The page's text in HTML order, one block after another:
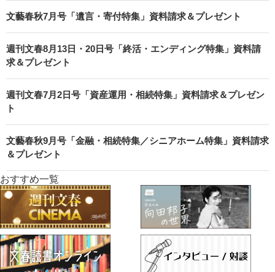
文藝春秋7月号「遺言・寄付特集」資料請求＆プレゼント
週刊文春8月13日・20日号「終活・エンディング特集」資料請
求＆プレゼント
週刊文春7月2日号「資産運用・相続特集」資料請求＆プレゼン
ト
文藝春秋9月号「金融・相続特集／シニアホーム特集」資料請求
＆プレゼント
おすすめ一覧